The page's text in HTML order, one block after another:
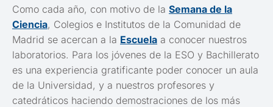
Como cada año, con motivo de la Semana de la
Ciencia, Colegios e Institutos de la Comunidad de
Madrid se acercan a la Escuela a conocer nuestros
laboratorios. Para los jóvenes de la ESO y Bachillerato
es una experiencia gratificante poder conocer un aula
de la Universidad, y a nuestros profesores y
catedráticos haciendo demostraciones de los más